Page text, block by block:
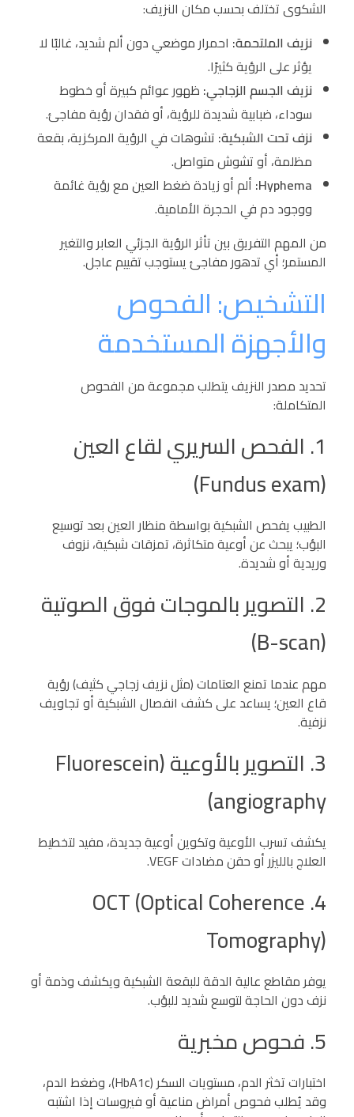
الشكوى تختلف بحسب مكان النزيف:
نزيف الملتحمة: احمرار موضعي دون ألم شديد، غالبًا لا
يؤثر على الرؤية كثيرًا.
نزيف الجسم الزجاجي: ظهور عوائم كبيرة أو خطوط
سوداء، ضبابية شديدة للرؤية، أو فقدان رؤية مفاجئ.
نزف تحت الشبكية: تشوهات في الرؤية المركزية، بقعة
مظلمة، أو تشوش متواصل.
Hyphema: ألم أو زيادة ضغط العين مع رؤية غائمة
ووجود دم في الحجرة الأمامية.
من المهم التفريق بين تأثر الرؤية الجزئي العابر والتغير
المستمر؛ أي تدهور مفاجئ يستوجب تقييم عاجل.
التشخيص: الفحوص
والأجهزة المستخدمة
تحديد مصدر النزيف يتطلب مجموعة من الفحوص
المتكاملة:
1. الفحص السريري لقاع العين
(Fundus exam)
الطبيب يفحص الشبكية بواسطة منظار العين بعد توسيع
البؤب؛ يبحث عن أوعية متكاثرة، تمزقات شبكية، نزوف
وريدية أو شديدة.
2. التصوير بالموجات فوق الصوتية
(B-scan)
مهم عندما تمنع العتامات (مثل نزيف زجاجي كثيف) رؤية
قاع العين؛ يساعد على كشف انفصال الشبكية أو تجاويف
نزفية.
3. التصوير بالأوعية (Fluorescein
angiography)
يكشف تسرب الأوعية وتكوين أوعية جديدة، مفيد لتخطيط
العلاج بالليزر أو حقن مضادات VEGF.
4. OCT (Optical Coherence
Tomography)
يوفر مقاطع عالية الدقة للبقعة الشبكية ويكشف وذمة أو
نزف دون الحاجة لتوسع شديد للبؤب.
5. فحوص مخبرية
اختبارات تخثر الدم، مستويات السكر (HbA1c)، وضغط الدم،
وقد يُطلب فحوص أمراض مناعية أو فيروسات إذا اشتبه